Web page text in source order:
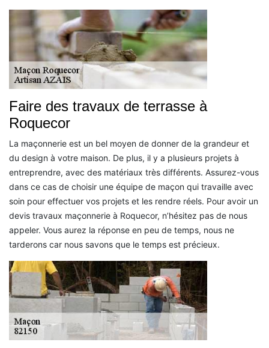
Faire des travaux de terrasse à
Roquecor
La maçonnerie est un bel moyen de donner de la grandeur et
du design à votre maison. De plus, il y a plusieurs projets à
entreprendre, avec des matériaux très différents. Assurez-vous
dans ce cas de choisir une équipe de maçon qui travaille avec
soin pour effectuer vos projets et les rendre réels. Pour avoir un
devis travaux maçonnerie à Roquecor, n’hésitez pas de nous
appeler. Vous aurez la réponse en peu de temps, nous ne
tarderons car nous savons que le temps est précieux.